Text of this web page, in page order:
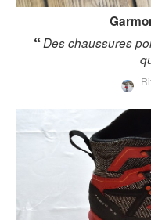
Des chaussures